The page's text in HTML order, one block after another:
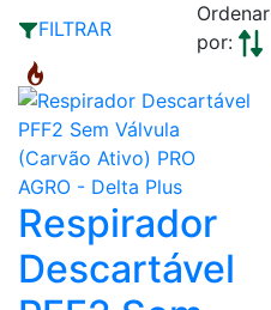
FILTRAR
Ordenar
por:
Respirador
Descartável